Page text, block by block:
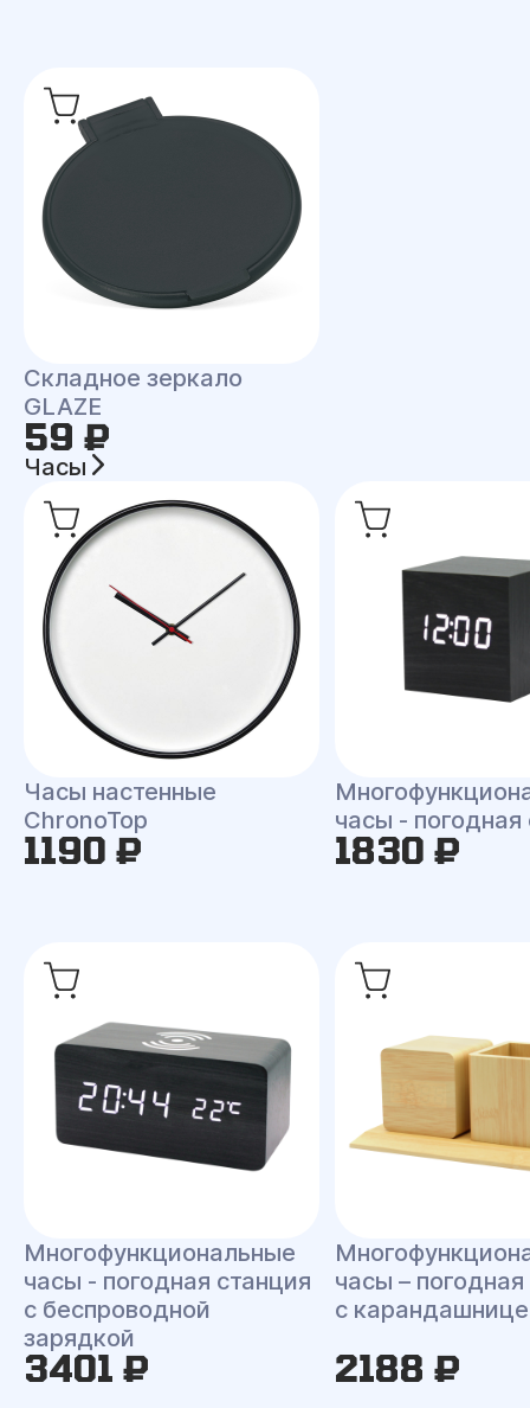
Складное зеркало
GLAZE
59 ₽
Часы
Часы настенные
ChronoTop
1190 ₽
часы - погодная
1830 ₽
Многофункциональные
часы - погодная станция
с беспроводной
зарядкой
3401 ₽
часы –
с
2188 ₽